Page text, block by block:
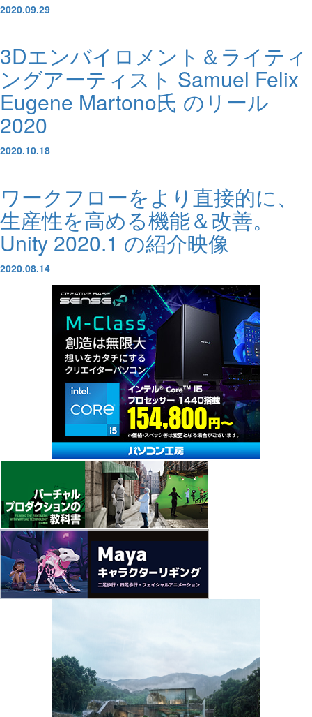
2020.09.29
3Dエンバイロメント＆ライティ
ングアーティスト Samuel Felix
Eugene Martono氏 のリール
2020
2020.10.18
ワークフローをより直接的に、
生産性を高める機能＆改善。
Unity 2020.1 の紹介映像
2020.08.14